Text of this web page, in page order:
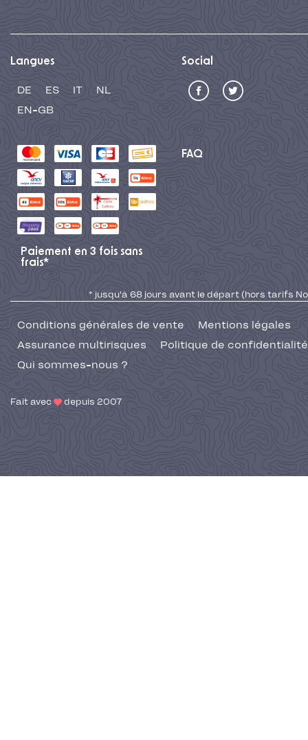
Langues
DE ES IT
NL
EN-GB
Social
FAQ
Paiement en 3 fois sans
frais*
* jusqu'à 68 jours avant le départ (hors tarifs No
Conditions générales de vente
Mentions légales
Assurance multirisques
Politique de confidentialité
Qui sommes-nous ?
Fait avec depuis 2007